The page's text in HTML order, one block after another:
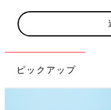
ピックアップ